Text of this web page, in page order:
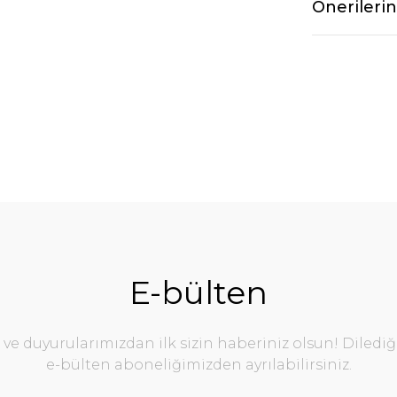
E-bülten
ve duyurularımızdan ilk sizin haberiniz olsun!
e-bülten aboneliğimizden ayrılabilirsiniz.